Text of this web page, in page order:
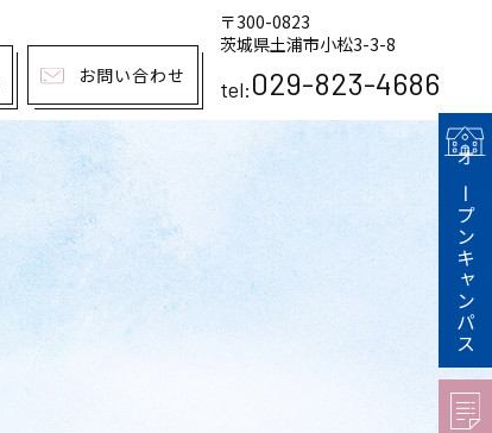
お問い合わせ
〒300-0823
茨城県土浦市小松3-3-8
tel:029-823-4686
オープンキャンパス